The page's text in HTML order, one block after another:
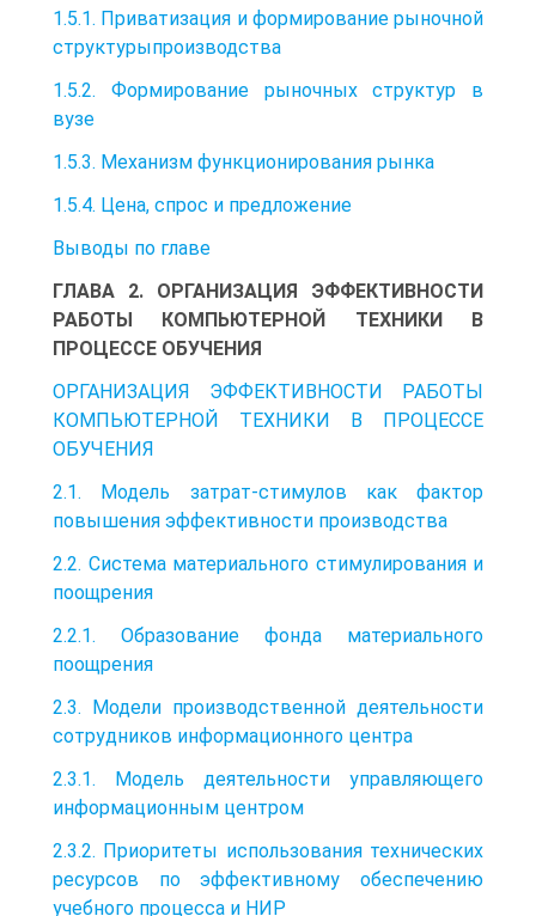
1.5.1. Приватизация и формирование рыночной
структурыпроизводства
1.5.2. Формирование рыночных структур в
вузе
1.5.3. Механизм функционирования рынка
1.5.4. Цена, спрос и предложение
Выводы по главе
ГЛАВА 2. ОРГАНИЗАЦИЯ ЭФФЕКТИВНОСТИ
РАБОТЫ КОМПЬЮТЕРНОЙ ТЕХНИКИ В
ПРОЦЕССЕ ОБУЧЕНИЯ
ОРГАНИЗАЦИЯ ЭФФЕКТИВНОСТИ РАБОТЫ
КОМПЬЮТЕРНОЙ ТЕХНИКИ В ПРОЦЕССЕ
ОБУЧЕНИЯ
2.1. Модель затрат-стимулов как фактор
повышения эффективности производства
2.2. Система материального стимулирования и
поощрения
2.2.1. Образование фонда материального
поощрения
2.3. Модели производственной деятельности
сотрудников информационного центра
2.3.1. Модель деятельности управляющего
информационным центром
2.3.2. Приоритеты использования технических
ресурсов по эффективному обеспечению
учебного процесса и НИР